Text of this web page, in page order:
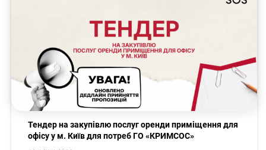
Тендер на закупівлю послуг оренди приміщення для
офісу у м. Київ для потреб ГО «КРИМСОС»